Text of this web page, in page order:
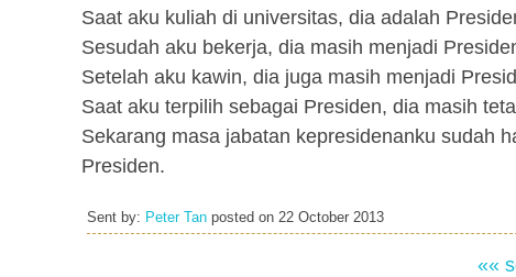
Saat aku kuliah di universitas, dia adalah
Sesudah aku bekerja, dia masih menjadi
Setelah aku kawin, dia juga masih menjadi
Saat aku terpilih sebagai Presiden, dia masih
Sekarang masa jabatan kepresidenanku sudah
Presiden.
Sent by: Peter Tan posted on 22 October 2013
««